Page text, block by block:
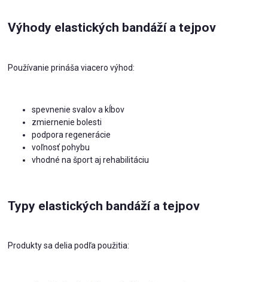
Výhody elastických bandáží a tejpov
Používanie prináša viacero výhod:
spevnenie svalov a kĺbov
zmiernenie bolesti
podpora regenerácie
voľnosť pohybu
vhodné na šport aj rehabilitáciu
Typy elastických bandáží a tejpov
Produkty sa delia podľa použitia: